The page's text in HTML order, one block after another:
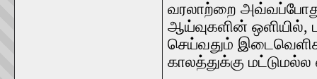
வரலாற்றை
ஆய்வுகளின் ஒளியில்,
செய்வதும்
காலத்துக்கு மட்டுமல்ல